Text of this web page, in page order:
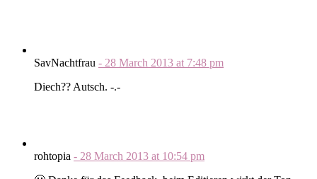
SavNachtfrau - 28 March 2013 at 7:48 pm
Diech?? Autsch. -.-
rohtopia - 28 March 2013 at 10:54 pm